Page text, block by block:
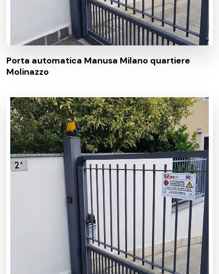
Porta automatica Manusa Milano quartiere
Molinazzo